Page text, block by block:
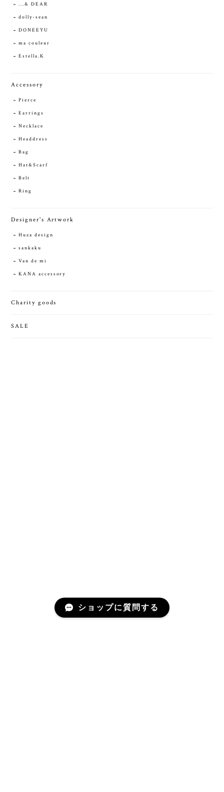
...& DEAR
dolly-sean
DONEEYU
ma couleur
Estella.K
Accessory
Pierce
Earrings
Necklace
Headdress
Bag
Hat&Scarf
Belt
Ring
Designer's Artwork
Huza design
sankaku
Van de mi
KANA accessory
Charity goods
SALE
ショップに質問する